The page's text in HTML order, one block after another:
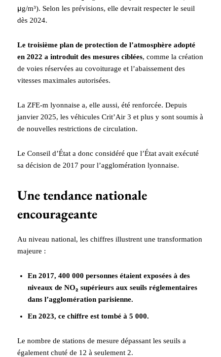
μg/m³). Selon les prévisions, elle devrait respecter le seuil
dès 2024.
Le troisième plan de protection de l’atmosphère adopté
en 2022 a introduit des mesures ciblées, comme la création
de voies réservées au covoiturage et l’abaissement des
vitesses maximales autorisées.
La ZFE-m lyonnaise a, elle aussi, été renforcée. Depuis
janvier 2025, les véhicules Crit’Air 3 et plus y sont soumis à
de nouvelles restrictions de circulation.
Le Conseil d’État a donc considéré que l’État avait exécuté
sa décision de 2017 pour l’agglomération lyonnaise.
Une tendance nationale
encourageante
Au niveau national, les chiffres illustrent une transformation
majeure :
En 2017, 400 000 personnes étaient exposées à des
niveaux de NO₂ supérieurs aux seuils réglementaires
dans l’agglomération parisienne.
En 2023, ce chiffre est tombé à 5 000.
Le nombre de stations de mesure dépassant les seuils a
également chuté de 12 à seulement 2.